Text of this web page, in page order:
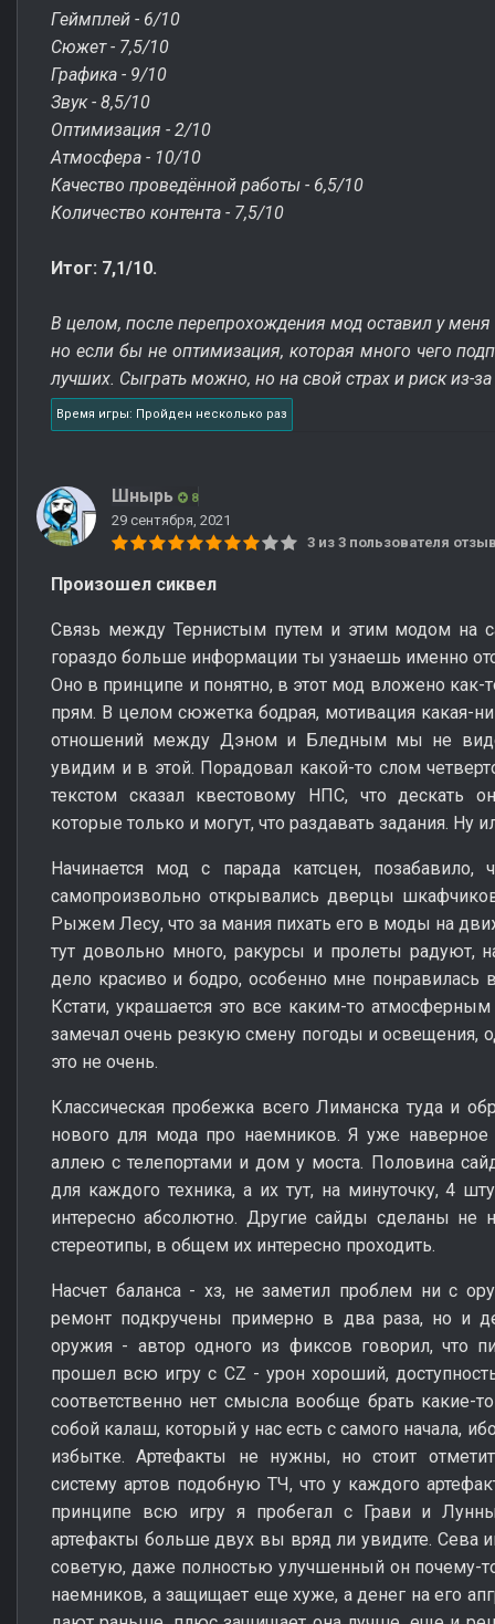
Геймплей - 6/10
Сюжет - 7,5/10
Графика - 9/10
Звук - 8,5/10
Оптимизация - 2/10
Атмосфера - 10/10
Качество проведённой работы - 6,5/10
Количество контента - 7,5/10
Итог: 7,1/10.
В целом, после перепрохождения мод оставил у
но если бы не оптимизация, которая много чего
лучших. Сыграть можно, но на свой страх и риск из-
Время игры: Пройден несколько раз
Шнырь 8
29 сентября, 2021
3 из 3 пользователя
Произошел сиквел
Связь между Тернистым путем и этим модом на
гораздо больше информации ты узнаешь именно
Оно в принципе и понятно, в этот мод вложено
прям. В целом сюжетка бодрая, мотивация какая-
отношений между Дэном и Бледным мы не
увидим и в этой. Порадовал какой-то слом
текстом сказал квестовому НПС, что дескать
которые только и могут, что раздавать задания. Ну
Начинается мод с парада катсцен,
самопроизвольно открывались дверцы
Рыжем Лесу, что за мания пихать его в моды на
тут довольно много, ракурсы и пролеты радуют,
дело красиво и бодро, особенно мне понравилась
Кстати, украшается это все каким-то
замечал очень резкую смену погоды и освещения,
это не очень.
Классическая пробежка всего Лиманска туда и
нового для мода про наемников. Я уже
аллею с телепортами и дом у моста. Половина
для каждого техника, а их тут, на минуточку, 4
интересно абсолютно. Другие сайды сделаны не
стереотипы, в общем их интересно проходить.
Насчет баланса - хз, не заметил проблем ни с
ремонт подкручены примерно в два раза, но и
оружия - автор одного из фиксов говорил, что
прошел всю игру с CZ - урон хороший,
соответственно нет смысла вообще брать какие-
собой калаш, который у нас есть с самого начала,
избытке. Артефакты не нужны, но стоит
систему артов подобную ТЧ, что у каждого
принципе всю игру я пробегал с Грави и
артефакты больше двух вы вряд ли увидите. Сева
советую, даже полностью улучшенный он почему-
наемников, а защищает еще хуже, а денег на его